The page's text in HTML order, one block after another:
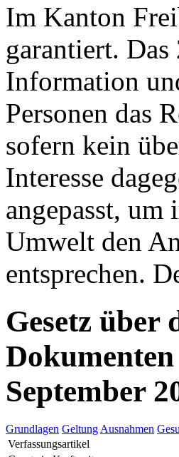
Im Kanton
garantiert.
Information
Personen das
sofern kein
Interesse
angepasst,
Umwelt den
entsprechen.
Gesetz über
September
Grundlagen Geltung Ausnahmen
Verfassungsartikel